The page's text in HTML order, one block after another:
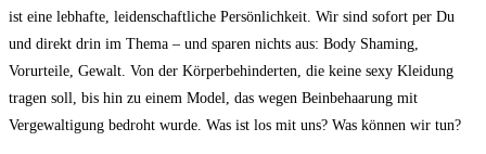
ist eine lebhafte, leidenschaftliche Persönlichkeit. Wir sind sofort per Du
und direkt drin im Thema – und sparen nichts aus: Body Shaming,
Vorurteile, Gewalt. Von der Körperbehinderten, die keine sexy Kleidung
tragen soll, bis hin zu einem Model, das wegen Beinbehaarung mit
Vergewaltigung bedroht wurde. Was ist los mit uns? Was können wir tun?